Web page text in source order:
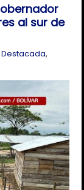
al sur de
Destacada,